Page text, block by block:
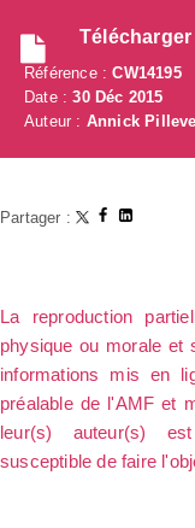
Référence :CW14195
Date :30 Déc 2015
Auteur : Annick
Partager :
La reproduction
physique ou morale et
informations mis en
préalable de l'AMF et
leur(s) auteur(s)
susceptible de faire